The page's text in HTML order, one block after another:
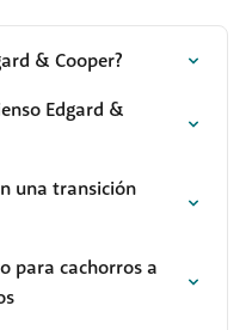
& Cooper?
Edgard &
una transición
para cachorros a